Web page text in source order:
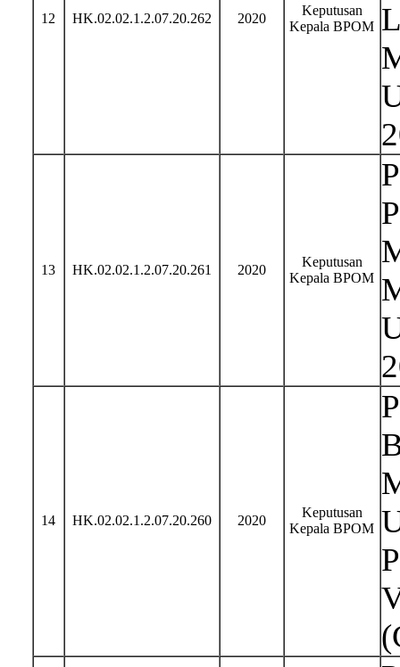
12 HK.02.02.1.2.07.20.262 2020
Keputusan
Kepala BPOM
13 HK.02.02.1.2.07.20.261 2020
Keputusan
Kepala BPOM
14 HK.02.02.1.2.07.20.260 2020
Keputusan
Kepala BPOM